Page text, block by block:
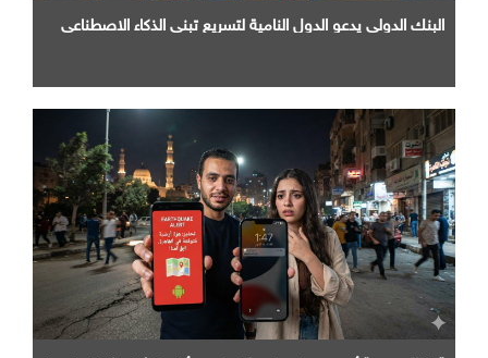
البنك الدولي يدعو الدول النامية لتسريع تبني الذكاء الاصطناعي